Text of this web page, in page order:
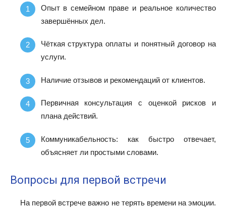
Опыт в семейном праве и реальное количество
завершённых дел.
Чёткая структура оплаты и понятный договор на
услуги.
Наличие отзывов и рекомендаций от клиентов.
Первичная консультация с оценкой рисков и
плана действий.
Коммуникабельность: как быстро отвечает,
объясняет ли простыми словами.
Вопросы для первой встречи
На первой встрече важно не терять времени на эмоции.